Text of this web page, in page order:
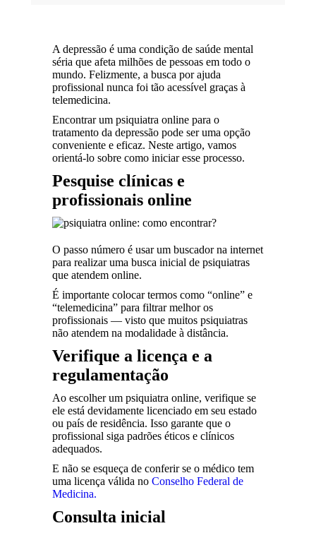
A depressão é uma condição de saúde mental
séria que afeta milhões de pessoas em todo o
mundo. Felizmente, a busca por ajuda
profissional nunca foi tão acessível graças à
telemedicina.
Encontrar um psiquiatra online para o
tratamento da depressão pode ser uma opção
conveniente e eficaz. Neste artigo, vamos
orientá-lo sobre como iniciar esse processo.
Pesquise clínicas e
profissionais online
O passo número é usar um buscador na internet
para realizar uma busca inicial de psiquiatras
que atendem online.
É importante colocar termos como “online” e
“telemedicina” para filtrar melhor os
profissionais — visto que muitos psiquiatras
não atendem na modalidade à distância.
Verifique a licença e a
regulamentação
Ao escolher um psiquiatra online, verifique se
ele está devidamente licenciado em seu estado
ou país de residência. Isso garante que o
profissional siga padrões éticos e clínicos
adequados.
E não se esqueça de conferir se o médico tem
uma licença válida no Conselho Federal de
Medicina.
Consulta inicial